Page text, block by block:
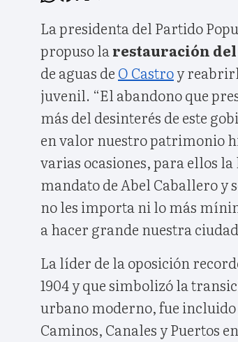
La presidenta del Partido
propuso la restauración
de aguas de O Castroy
juvenil. “El abandono que
más del desinterés de este
en valor nuestro patrimonio
varias ocasiones, para ellos
mandato de Abel Caballero y
no les importa ni lo más
a hacer grande nuestra
La líder de la oposición
1904 y que simbolizó la
urbano moderno, fue
Caminos, Canales y Puertos